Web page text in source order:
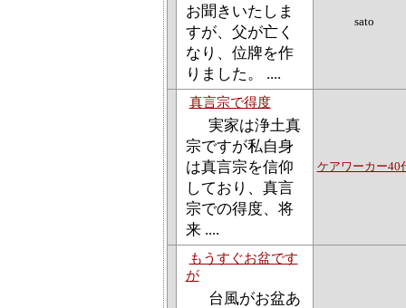
お聞きいたしま
すが、父が亡く
なり、位牌を作
りました。 ....
sato
真言宗で得度
実家は浄土真
宗ですが私自身
は真言宗を信仰
しており、真言
宗での得度、将
来 ....
ケアワーカー40
もうすぐお盆です
が
台風がお盆あ